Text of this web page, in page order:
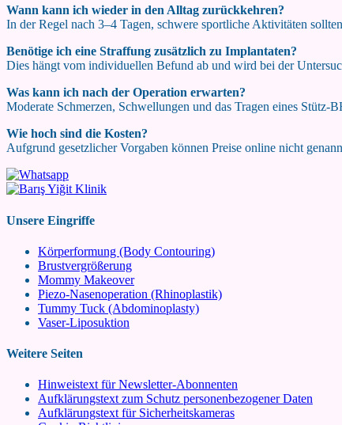
Wann kann ich wieder in den Alltag zurückkehren?
In der Regel nach 3–4 Tagen, schwere sportliche Aktivitäten
Benötige ich eine Straffung zusätzlich zu Implantaten?
Dies hängt vom individuellen Befund ab und wird bei der
Was kann ich nach der Operation erwarten?
Moderate Schmerzen, Schwellungen und das Tragen eines Stütz-
Wie hoch sind die Kosten?
Aufgrund gesetzlicher Vorgaben können Preise online nicht
Unsere Eingriffe
Körperformung (Body Contouring)
Brustvergrößerung
Mommy Makeover
Piezo-Nasenoperation (Rhinoplastik)
Tummy Tuck (Abdominoplasty)
Vaser-Liposuktion
Weitere Seiten
Hinweistext für Newsletter-Abonnenten
Aufklärungstext zum Schutz personenbezogener Daten
Aufklärungstext für Sicherheitskameras